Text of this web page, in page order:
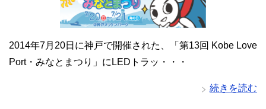
2014年7月20日に神戸で開催された、「第13回 Kobe Love
Port・みなとまつり」にLEDトラッ・・・
続きを読む